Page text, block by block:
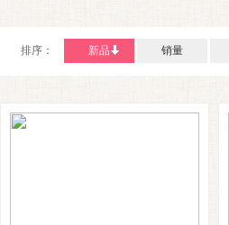
排序： 新品 销量